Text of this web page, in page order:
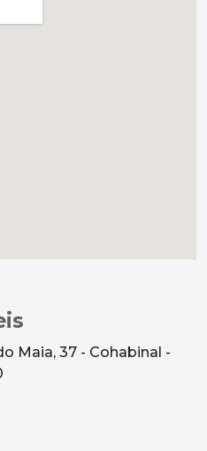
Maia, 37 - Cohabinal -